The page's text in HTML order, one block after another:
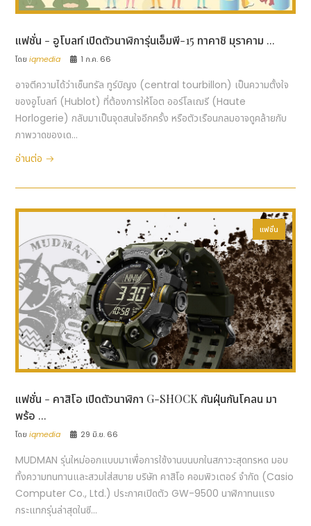
แฟชั่น - อูโบลท์ เปิดตัวนาฬิการุ่นเอ็มพี-15 ทาคาชิ มุราคาม ...
โดยiqmedia 1 ก.ค. 66
อาจตีความได้ว่าเซ็นทรัล ทูร์บิญง (central tourbillon) เป็นความตั้งใจ
ของอูโบลท์ (Hublot) ที่ต้องการให้โอต ออร์โลเฌรี (Haute
Horlogerie) กลับมาเป็นจุดสนใจอีกครั้ง หรือตัวเรือนกลมอาจดูคล้ายกับ
ภาพวาดของเด...
อ่านต่อ
แฟชั่น
แฟชั่น - คาสิโอ เปิดตัวนาฬิกา G-SHOCK กันฝุ่นกันโคลน มา
พร้อ ...
โดยiqmedia 29 มิ.ย. 66
MUDMAN รุ่นใหม่ออกแบบมาเพื่อการใช้งานบนบกในสภาวะสุดทรหด มอบ
ทั้งความทนทานและสวมใส่สบาย บริษัท คาสิโอ คอมพิวเตอร์ จำกัด (Casio
Computer Co., Ltd.) ประกาศเปิดตัว GW-9500 นาฬิกาทนแรง
กระแทกรุ่นล่าสุดในซี...